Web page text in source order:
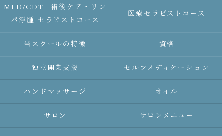
MLD/CDT 術後ケア・リン
パ浮腫 セラピストコース
医療セラピストコース
当スクールの特徴 資格
独立開業支援 セルフメディケーション
ハンドマッサージ オイル
サロン サロンメニュー